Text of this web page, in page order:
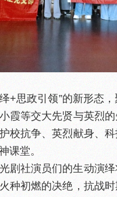
+思政引领”的新形态
霞等交大先贤与英烈
校抗争、英烈献身、
课堂。
剧社演员们的生动演
种初燃的决绝，抗战